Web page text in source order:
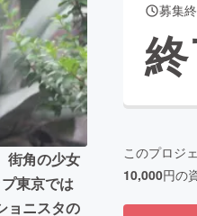
CAMPFIRE Creation
machi-yaコミュニティ
街角の少女
東京では
ョニスタの
募集
このプロジ
10,000円の